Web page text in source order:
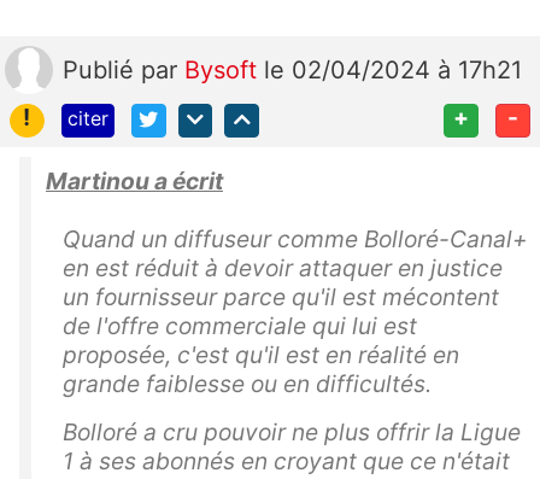
Publié par Bysoft le 02/04/2024 à 17h21
!
citer + -
Martinou a écrit
Quand un diffuseur comme Bolloré-Canal+
en est réduit à devoir attaquer en justice
un fournisseur parce qu'il est mécontent
de l'offre commerciale qui lui est
proposée, c'est qu'il est en réalité en
grande faiblesse ou en difficultés.
Bolloré a cru pouvoir ne plus offrir la Ligue
1 à ses abonnés en croyant que ce n'était